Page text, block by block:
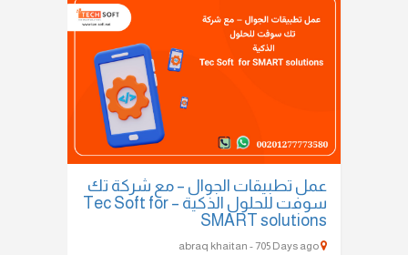
عمل تطبيقات الجوال – مع شركة تك
سوفت للحلول الذكية – Tec Soft for
SMART solutions